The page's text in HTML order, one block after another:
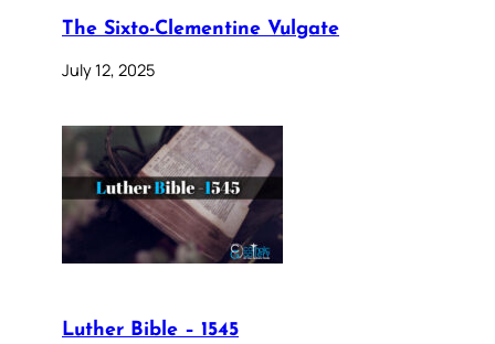
The Sixto-Clementine Vulgate
July 12, 2025
Luther Bible – 1545